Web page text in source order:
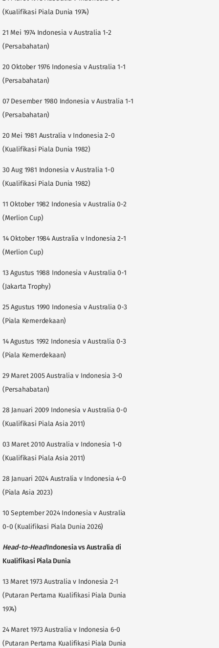
(Kualifikasi Piala Dunia 1974)
21 Mei 1974 Indonesia v Australia 1-2
(Persabahatan)
20 Oktober 1976 Indonesia v Australia 1-1
(Persabahatan)
07 Desember 1980 Indonesia v Australia 1-1
(Persabahatan)
20 Mei 1981 Australia v Indonesia 2-0
(Kualifikasi Piala Dunia 1982)
30 Aug 1981 Indonesia v Australia 1-0
(Kualifikasi Piala Dunia 1982)
11 Oktober 1982 Indonesia v Australia 0-2
(Merlion Cup)
14 Oktober 1984 Australia v Indonesia 2-1
(Merlion Cup)
13 Agustus 1988 Indonesia v Australia 0-1
(Jakarta Trophy)
25 Agustus 1990 Indonesia v Australia 0-3
(Piala Kemerdekaan)
14 Agustus 1992 Indonesia v Australia 0-3
(Piala Kemerdekaan)
29 Maret 2005 Australia v Indonesia 3-0
(Persahabatan)
28 Januari 2009 Indonesia v Australia 0-0
(Kualifikasi Piala Asia 2011)
03 Maret 2010 Australia v Indonesia 1-0
(Kualifikasi Piala Asia 2011)
28 Januari 2024 Australia v Indonesia 4-0
(Piala Asia 2023)
10 September 2024 Indonesia v Australia
0-0 (Kualifikasi Piala Dunia 2026)
Head-to-HeadIndonesia vs Australia di
Kualifikasi Piala Dunia
13 Maret 1973 Australia v Indonesia 2-1
(Putaran Pertama Kualifikasi Piala Dunia
1974)
24 Maret 1973 Australia v Indonesia 6-0
(Putaran Pertama Kualifikasi Piala Dunia